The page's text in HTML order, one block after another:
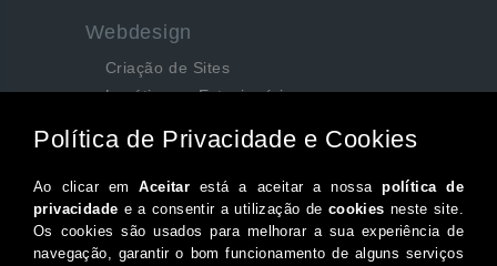
Webdesign
Criação de Sites
Logótipos e Estacionários
Siga-nos aqui...
Facebook
Instagram